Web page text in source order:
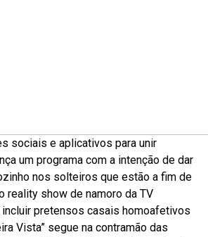
sociais e aplicativos para unir
um programa com a intenção de dar
nos solteiros que estão a fim de
reality show de namoro da TV
pretensos casais homoafetivos
Vista” segue na contramão das